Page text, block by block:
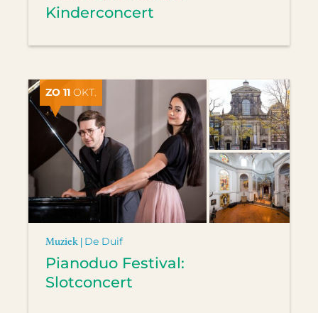
Kinderconcert
ZO 11 OKT.
Muziek | De Duif
Pianoduo Festival:
Slotconcert